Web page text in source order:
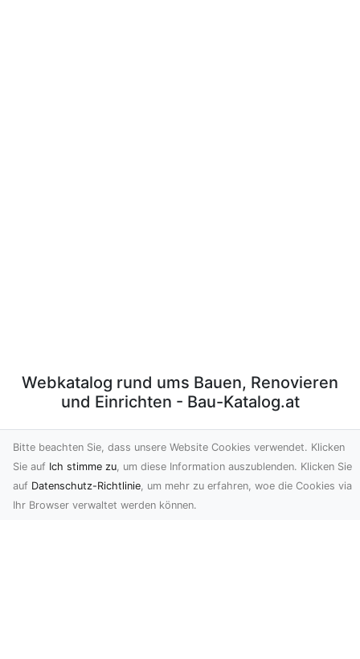
Webkatalog rund ums Bauen, Renovieren
und Einrichten - Bau-Katalog.at
Bau-Katalog.at ist ein redaktionell gepflegtes
Webverzeichnis rund ums Thema Bauen und Wohnen.
Hier können Firmen Ihre Webauftritte präsentieren und
ihre Leistungen ausführlich beschreiben. Tragen auch
Bitte beachten Sie, dass unsere Website Cookies verwendet. Klicken
Sie auf Ich stimme zu, um diese Information auszublenden. Klicken Sie
auf Datenschutz-Richtlinie, um mehr zu erfahren, woe die Cookies via
Ihr Browser verwaltet werden können.